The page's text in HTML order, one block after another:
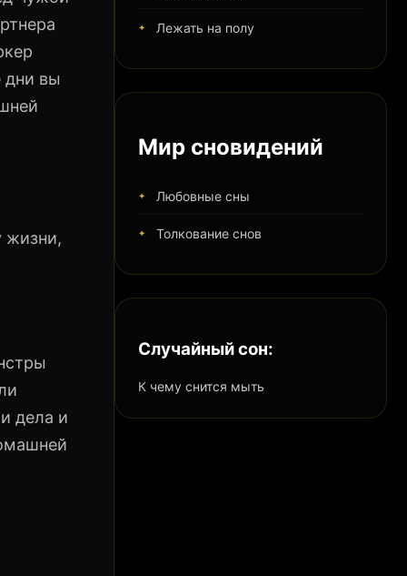
дни вы
жизни,
дела и
Лежать на полу
Мир сновидений
Любовные сны
Толкование снов
Случайный сон:
К чему снится мыть